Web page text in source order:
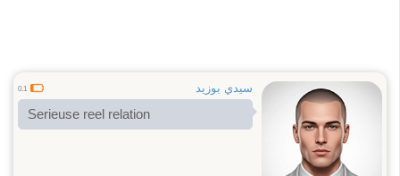
سيدي بوزيد 0.1
Serieuse reel relation